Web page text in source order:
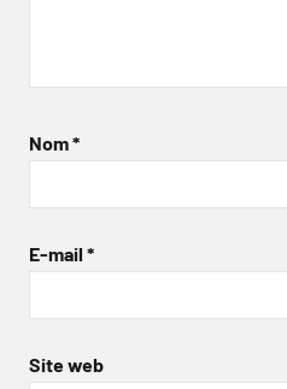
Nom*
E-mail *
Site web